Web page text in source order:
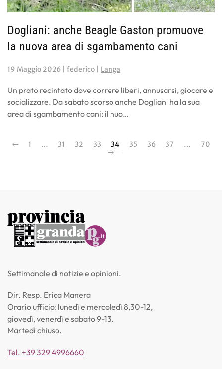
Dogliani: anche Beagle Gaston promuove
la nuova area di sgambamento cani
19 Maggio 2026 | federico | Langa
Un prato recintato dove correre liberi, annusarsi, giocare e
socializzare. Da sabato scorso anche Dogliani ha la sua
area di sgambamento cani: il nuo…
1 … 31 32 33 34 35 36 37 … 70
Settimanale di notizie e opinioni.
Dir. Resp. Erica Manera
Orario ufficio: lunedì e mercoledì 8,30-12,
giovedì, venerdì e sabato 9-13.
Martedì chiuso.
Tel. +39 329 4996660